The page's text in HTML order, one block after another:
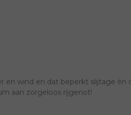
en wind en dat beperkt slijtage én
aan zorgeloos rijgenot!